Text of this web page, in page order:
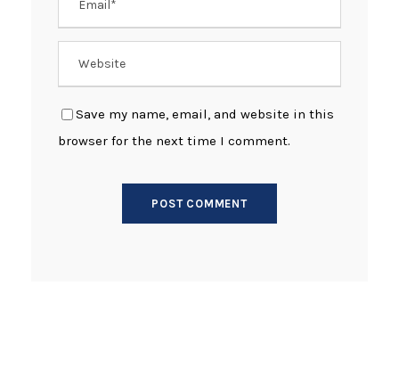
Save my name, email, and website in this
browser for the next time I comment.